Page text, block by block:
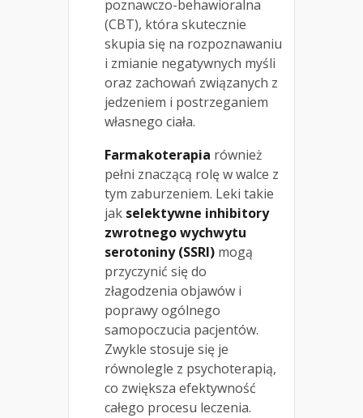
poznawczo-behawioralna
(CBT), która skutecznie
skupia się na rozpoznawaniu
i zmianie negatywnych myśli
oraz zachowań związanych z
jedzeniem i postrzeganiem
własnego ciała.
Farmakoterapia również
pełni znaczącą rolę w walce z
tym zaburzeniem. Leki takie
jak selektywne inhibitory
zwrotnego wychwytu
serotoniny (SSRI) mogą
przyczynić się do
złagodzenia objawów i
poprawy ogólnego
samopoczucia pacjentów.
Zwykle stosuje się je
równolegle z psychoterapią,
co zwiększa efektywność
całego procesu leczenia.